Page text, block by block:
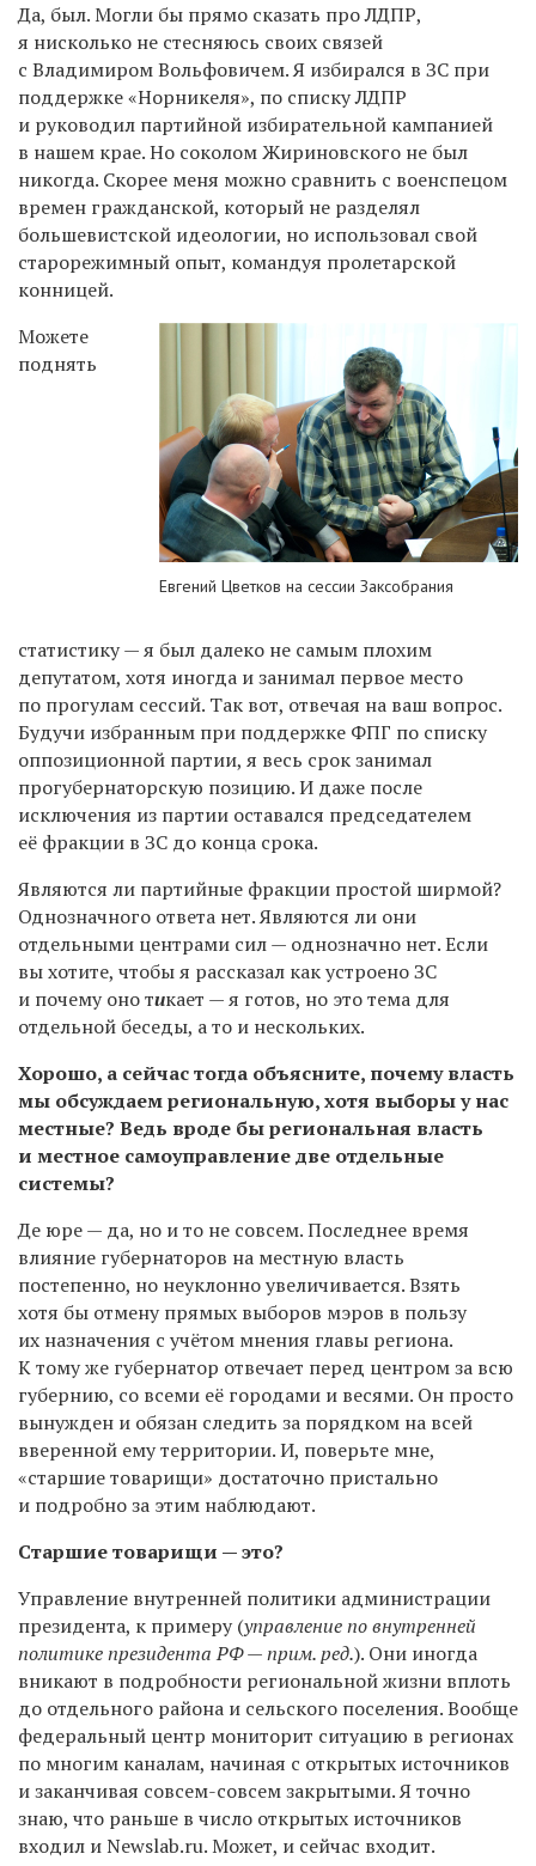
Да, был. Могли бы прямо сказать про ЛДПР,
я нисколько не стесняюсь своих связей
с Владимиром Вольфовичем. Я избирался в ЗС при
поддержке «Норникеля», по списку ЛДПР
и руководил партийной избирательной кампанией
в нашем крае. Но соколом Жириновского не был
никогда. Скорее меня можно сравнить с военспецом
времен гражданской, который не разделял
большевистской идеологии, но использовал свой
старорежимный опыт, командуя пролетарской
конницей.
Евгений Цветков на сессии Заксобрания
Можете
поднять
статистику — я был далеко не самым плохим
депутатом, хотя иногда и занимал первое место
по прогулам сессий. Так вот, отвечая на ваш вопрос.
Будучи избранным при поддержке ФПГ по списку
оппозиционной партии, я весь срок занимал
прогубернаторскую позицию. И даже после
исключения из партии оставался председателем
её фракции в ЗС до конца срока.
Являются ли партийные фракции простой ширмой?
Однозначного ответа нет. Являются ли они
отдельными центрами сил — однозначно нет. Если
вы хотите, чтобы я рассказал как устроено ЗС
и почему оно тикает — я готов, но это тема для
отдельной беседы, а то и нескольких.
Хорошо, а сейчас тогда объясните, почему власть
мы обсуждаем региональную, хотя выборы у нас
местные? Ведь вроде бы региональная власть
и местное самоуправление две отдельные
системы?
Де юре — да, но и то не совсем. Последнее время
влияние губернаторов на местную власть
постепенно, но неуклонно увеличивается. Взять
хотя бы отмену прямых выборов мэров в пользу
их назначения с учётом мнения главы региона.
К тому же губернатор отвечает перед центром за всю
губернию, со всеми её городами и весями. Он просто
вынужден и обязан следить за порядком на всей
вверенной ему территории. И, поверьте мне,
«старшие товарищи» достаточно пристально
и подробно за этим наблюдают.
Старшие товарищи — это?
Управление внутренней политики администрации
президента, к примеру (управление по внутренней
политике президента РФ — прим. ред.). Они иногда
вникают в подробности региональной жизни вплоть
до отдельного района и сельского поселения. Вообще
федеральный центр мониторит ситуацию в регионах
по многим каналам, начиная с открытых источников
и заканчивая совсем-совсем закрытыми. Я точно
знаю, что раньше в число открытых источников
входил и Newslab.ru. Может, и сейчас входит.